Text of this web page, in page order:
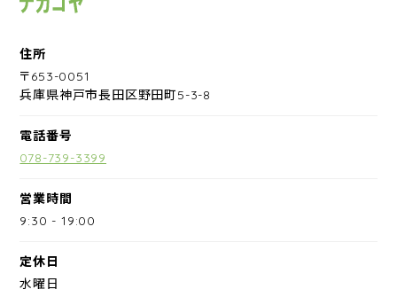
住所
〒653-0051
兵庫県神戸市長田区野田町5-3-8
電話番号
078-739-3399
営業時間
9:30 -19:00
定休日
水曜日